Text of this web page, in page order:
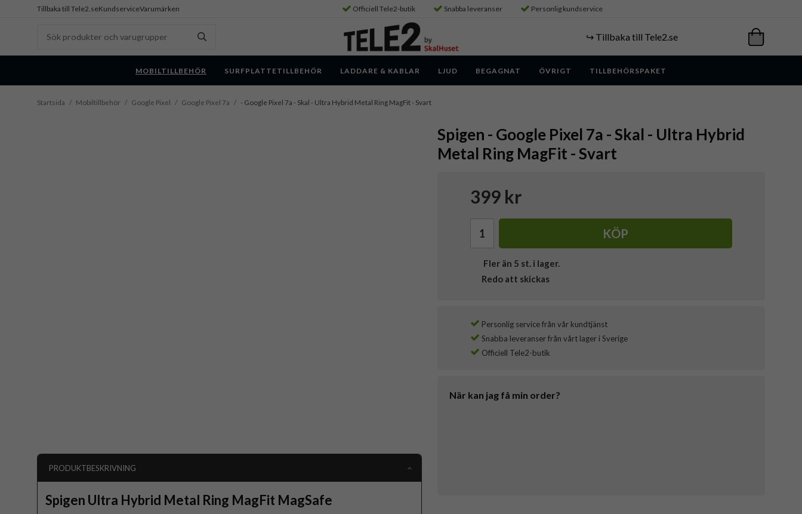
Tillbaka till Tele2.seKundserviceVarumärken Officiell Tele2-butik Snabba leveranser Personlig kundservice
↪️ Tillbaka till Tele2.se
MOBILTILLBEHÖR SURFPLATTETILLBEHÖR LADDARE & KABLAR LJUD BEGAGNAT ÖVRIGT TILLBEHÖRSPAKET
Startsida / Mobiltillbehör / Google Pixel / Google Pixel 7a / - Google Pixel 7a - Skal - Ultra Hybrid Metal Ring MagFit - Svart
Spigen - Google Pixel 7a - Skal - Ultra Hybrid
Metal Ring MagFit - Svart
399 kr
KÖP
Fler än 5 st. i lager.
Redo att skickas
Personlig service från vår kundtjänst
Snabba leveranser från vårt lager i Sverige
Officiell Tele2-butik
När kan jag få min order?
PRODUKTBESKRIVNING
Spigen Ultra Hybrid Metal Ring MagFit MagSafe